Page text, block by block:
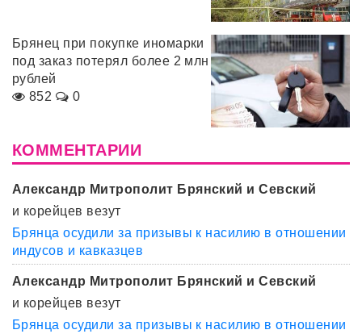
Брянец при покупке иномарки
под заказ потерял более 2 млн
рублей
852
0
КОММЕНТАРИИ
Александр Митрополит Брянский и Севский
и корейцев везут
Брянца осудили за призывы к насилию в отношении
индусов и кавказцев
Александр Митрополит Брянский и Севский
и корейцев везут
Брянца осудили за призывы к насилию в отношении